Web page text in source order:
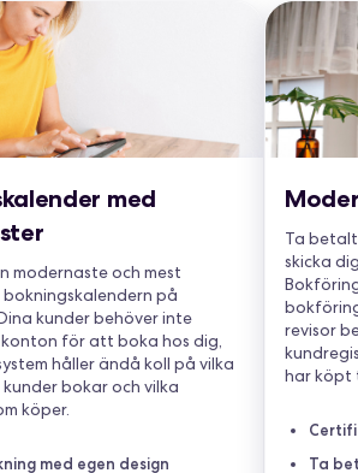
med
modernaste och mest
på
kunder behöver inte
för att boka hos dig,
håller ändå koll på vilka
bokar och vilka
köper.
med egen design
Ta
skicka
revisor
har köpt
Ta